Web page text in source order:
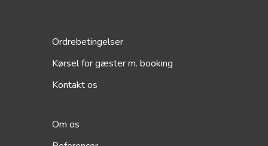
Ordrebetingelser
Kørsel for gæster m. booking
Kontakt os
Om os